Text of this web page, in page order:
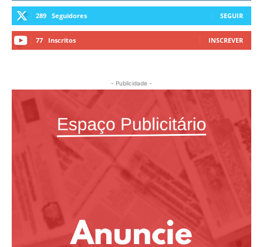
289 Seguidores SEGUIR
77 Inscritos INSCREVER
- Publicidade -